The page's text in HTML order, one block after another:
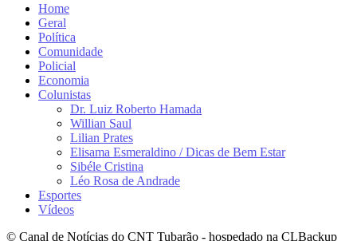
Home
Geral
Política
Comunidade
Policial
Economia
Colunistas
Dr. Luiz Roberto Hamada
Willian Saul
Lilian Prates
Elisama Esmeraldino / Dicas de Bem Estar
Sibéle Cristina
Léo Rosa de Andrade
Esportes
Vídeos
© Canal de Notícias do CNT Tubarão - hospedado na CLBackup